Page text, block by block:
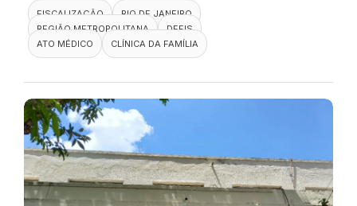
FISCALIZAÇÃO
RIO DE JANEIRO
REGIÃO METROPOLITANA
DEFIS
ATO MÉDICO
CLÍNICA DA FAMÍLIA